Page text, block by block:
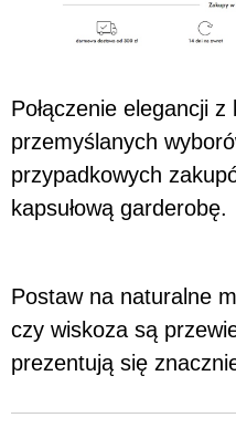
Połączenie elegancji
przemyślanych
przypadkowych
kapsułową garderobę.
Postaw na naturalne
czy wiskoza są
prezentują się